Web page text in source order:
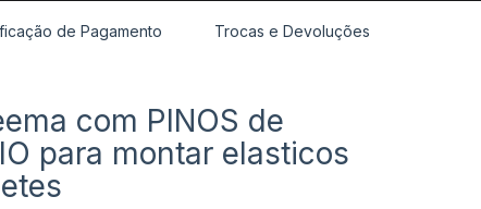
de Pagamento Trocas e Devoluções
com PINOS de
para montar elasticos